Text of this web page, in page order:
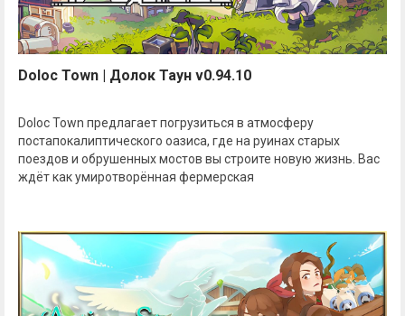
Doloc Town | Долок Таун v0.94.10
Doloc Town предлагает погрузиться в атмосферу
постапокалиптического оазиса, где на руинах старых
поездов и обрушенных мостов вы строите новую жизнь. Вас
ждёт как умиротворённая фермерская